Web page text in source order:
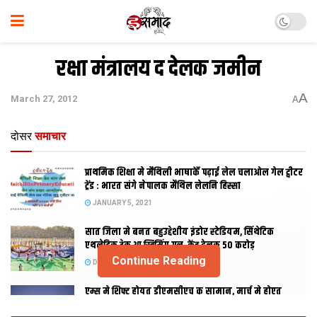
रक्षा मंत्रालय द देलक जमीन
March 27, 2012 AA
दोसर समाचार
प्राथमिक शि‍क्षा मे मैथि‍ली भाषाकेँ पढ़ाई लेल चलाओल गेल ट्वीटर
ट्रेंड : भारत संगे नेपालक मैथिल लेलनि हिस्सा
JANUARY 5, 2021
सात जिला मे बनत बहुउद्देशीय इंडोर स्‍टेडि‍यम, सिंथेटिक
एथलेटिक ट्रेक आ स्विमिंग पुल, केंद्र देलक 50 करोड़
DECEMBER 26, 2020
एम्स मे शिफ्ट होयत डीएमसीएच क सामान, मार्च मे होएत
Continue Reading